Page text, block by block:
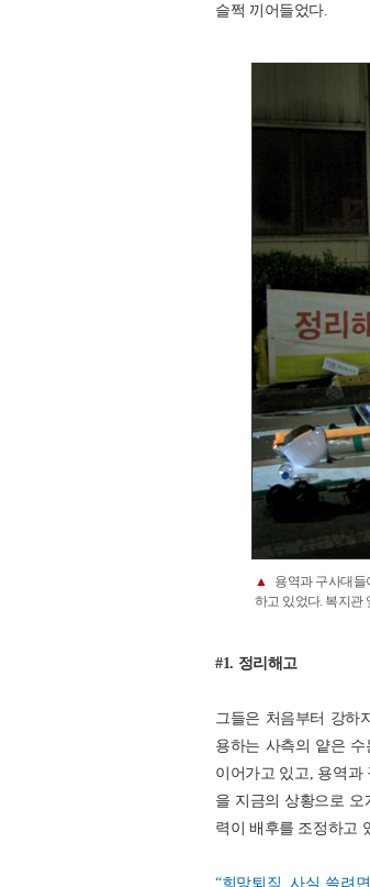
슬쩍 끼어들었다.
▲
용역과 구사대들
하고 있었다. 복지관
#1. 정리해고
그들은 처음부터 강하
용하는 사측의 얕은
이어가고 있고, 용역과
을 지금의 상황으로
력이 배후를 조정하고
“희망퇴직, 사실 쓸려